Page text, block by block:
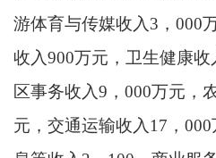
游体育与传媒收入3，000
收入900万元，卫生健康
区事务收入9，000万元，
元，交通运输收入17，